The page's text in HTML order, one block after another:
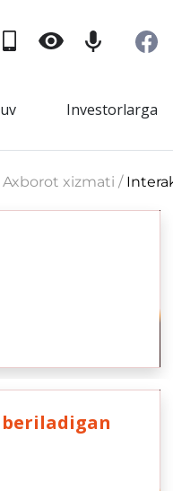
Investorlarga
Axborot xizmati /
beriladigan